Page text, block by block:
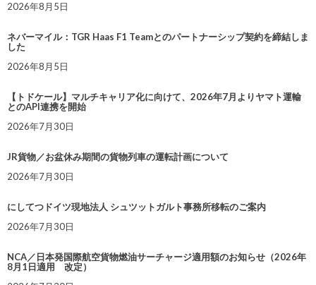
2026年8月5日
ネバーマイル：TGR Haas F1 Teamとのパートナーシップ契約を締結しま
した
2026年8月5日
【トドケール】マルチキャリア化に向けて、2026年7月よりヤマト運輸
とのAPI連携を開始
2026年7月30日
JR貨物／お盆休み期間の貨物列車の運転計画について
2026年7月30日
にしてつドイツ現地法人 シュツットガルト事務所移転のご案内
2026年7月30日
NCA／日本発国際航空貨物燃油サーチャージ適用額のお知らせ（2026年
8月1日適用 改定）